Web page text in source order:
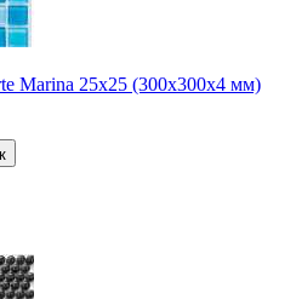
Marina 25х25 (300х300х4 мм)